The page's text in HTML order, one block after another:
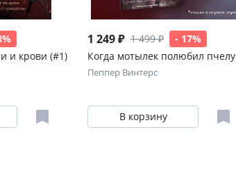
и крови (#1)
1 249 ₽ 1 499 ₽
- 17%
Когда мотылек полюбил пчелу
Пеппер Винтерс
В корзину